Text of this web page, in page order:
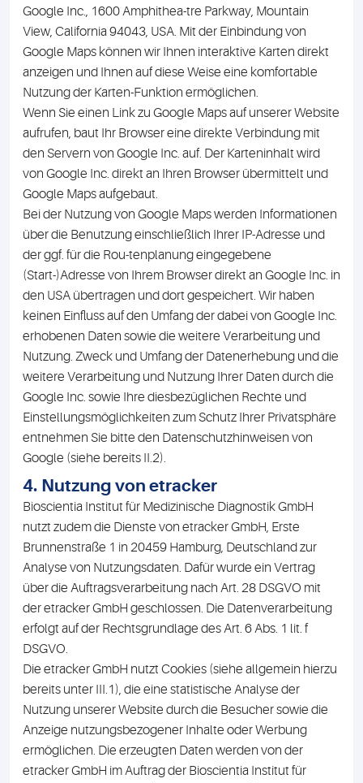
Google Inc., 1600 Amphithea-tre Parkway, Mountain
View, California 94043, USA. Mit der Einbindung von
Google Maps können wir Ihnen interaktive Karten direkt
anzeigen und Ihnen auf diese Weise eine komfortable
Nutzung der Karten-Funktion ermöglichen.
Wenn Sie einen Link zu Google Maps auf unserer Website
aufrufen, baut Ihr Browser eine direkte Verbindung mit
den Servern von Google Inc. auf. Der Karteninhalt wird
von Google Inc. direkt an Ihren Browser übermittelt und
Google Maps aufgebaut.
Bei der Nutzung von Google Maps werden Informationen
über die Benutzung einschließlich Ihrer IP-Adresse und
der ggf. für die Rou-tenplanung eingegebene
(Start-)Adresse von Ihrem Browser direkt an Google Inc. in
den USA übertragen und dort gespeichert. Wir haben
keinen Einfluss auf den Umfang der dabei von Google Inc.
erhobenen Daten sowie die weitere Verarbeitung und
Nutzung. Zweck und Umfang der Datenerhebung und die
weitere Verarbeitung und Nutzung Ihrer Daten durch die
Google Inc. sowie Ihre diesbezüglichen Rechte und
Einstellungsmöglichkeiten zum Schutz Ihrer Privatsphäre
entnehmen Sie bitte den Datenschutzhinweisen von
Google (siehe bereits II.2).
4. Nutzung von etracker
Bioscientia Institut für Medizinische Diagnostik GmbH
nutzt zudem die Dienste von etracker GmbH, Erste
Brunnenstraße 1 in 20459 Hamburg, Deutschland zur
Analyse von Nutzungsdaten. Dafür wurde ein Vertrag
über die Auftragsverarbeitung nach Art. 28 DSGVO mit
der etracker GmbH geschlossen. Die Datenverarbeitung
erfolgt auf der Rechtsgrundlage des Art. 6 Abs. 1 lit. f
DSGVO.
Die etracker GmbH nutzt Cookies (siehe allgemein hierzu
bereits unter III.1), die eine statistische Analyse der
Nutzung unserer Website durch die Besucher sowie die
Anzeige nutzungsbezogener Inhalte oder Werbung
ermöglichen. Die erzeugten Daten werden von der
etracker GmbH im Auftrag der Bioscientia Institut für